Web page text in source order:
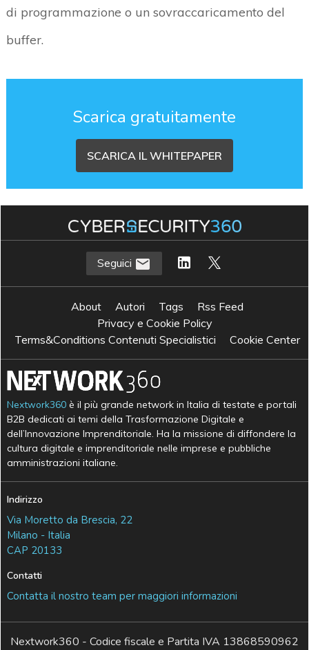
di programmazione o un sovraccaricamento del
buffer.
Scarica gratuitamente
SCARICA IL WHITEPAPER
Seguici
About Autori Tags
Rss Feed
Privacy e Cookie Policy
Terms&Conditions Contenuti Specialistici
Cookie Center
Nextwork360 è il più grande network in Italia di testate e portali
B2B dedicati ai temi della Trasformazione Digitale e
dell’Innovazione Imprenditoriale. Ha la missione di diffondere la
cultura digitale e imprenditoriale nelle imprese e pubbliche
amministrazioni italiane.
Indirizzo
Via Moretto da Brescia, 22
Milano - Italia
CAP 20133
Contatti
Contatta il nostro team per maggiori informazioni
Nextwork360 - Codice fiscale e Partita IVA 13868590962